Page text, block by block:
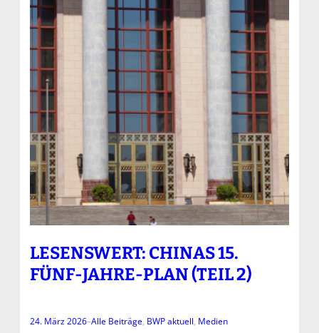
LESENSWERT: CHINAS 15.
FÜNF-JAHRE-PLAN (TEIL 2)
24. März 2026–Alle Beiträge, BWP aktuell, Medien